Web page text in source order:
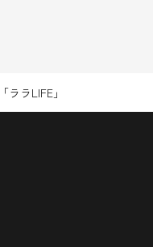
ラLIFE」